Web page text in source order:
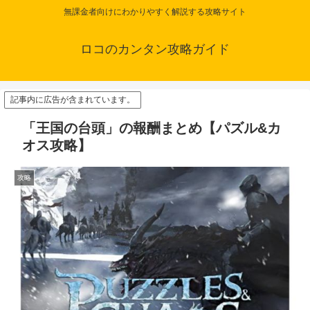
無課金者向けにわかりやすく解説する攻略サイト
ロコのカンタン攻略ガイド
記事内に広告が含まれています。
「王国の台頭」の報酬まとめ【パズル&カ
オス攻略】
攻略